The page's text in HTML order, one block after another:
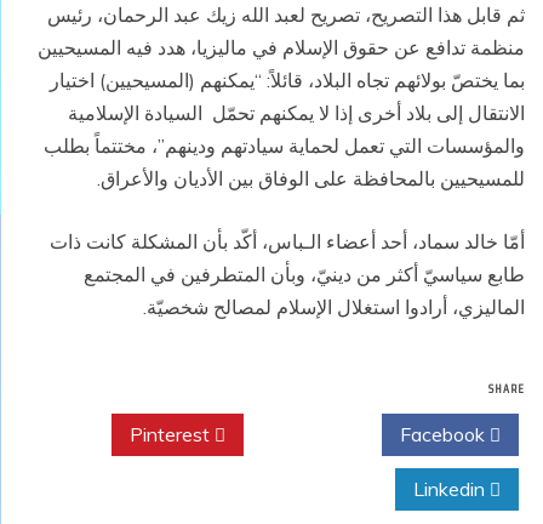
ثم قابل هذا التصريح، تصريح لعبد الله زيك عبد الرحمان، رئيس
منظمة تدافع عن حقوق الإسلام في ماليزيا، هدد فيه المسيحيين
بما يختصّ بولائهم تجاه البلاد، قائلاً: “يمكنهم (المسيحيين) اختيار
الانتقال إلى بلاد أخرى إذا لا يمكنهم تحمّل السيادة الإسلامية
والمؤسسات التي تعمل لحماية سيادتهم ودينهم”، مختتماً بطلب
للمسيحيين بالمحافظة على الوفاق بين الأديان والأعراق.
أمّا خالد سماد، أحد أعضاء الـباس، أكّد بأن المشكلة كانت ذات
طابع سياسيّ أكثر من دينيّ، وبأن المتطرفين في المجتمع
الماليزي، أرادوا استغلال الإسلام لمصالح شخصيّة.
SHARE